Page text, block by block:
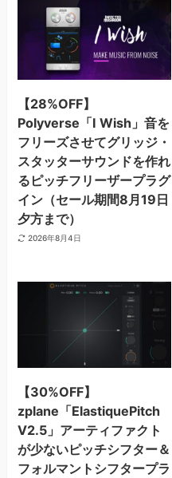
【28%OFF】
Polyverse「I Wish」音を
フリーズさせてグリッジ・
スタッターサウンドを作れ
るピッチフリーザープラグ
イン（セール期間8月19日
夕方まで）
2026年8月4日
【30%OFF】
zplane「ElastiquePitch
V2.5」アーティファクト
が少ないピッチシフター＆
フォルマントシフタープラ